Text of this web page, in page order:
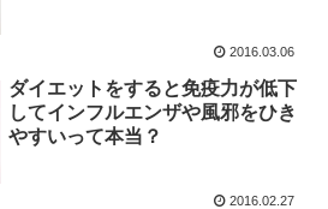
2016.03.06
ダイエットをすると免疫力が低下
してインフルエンザや風邪をひき
やすいって本当？
2016.02.27